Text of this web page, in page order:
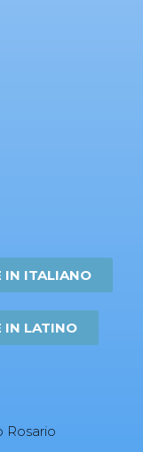
IN ITALIANO
IN LATINO
Rosario